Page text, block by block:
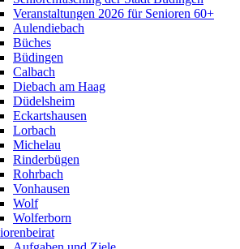
Veranstaltungen 2026 für Senioren 60+
Aulendiebach
Büches
Büdingen
Calbach
Diebach am Haag
Düdelsheim
Eckartshausen
Lorbach
Michelau
Rinderbügen
Rohrbach
Vonhausen
Wolf
Wolferborn